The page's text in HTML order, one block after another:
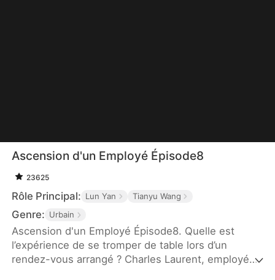
Ascension d'un Employé Épisode8
23625
Rôle Principal: Lun Yan Tianyu Wang
Genre: Urbain
Ascension d'un Employé Épisode8. Quelle est
l’expérience de se tromper de table lors d’un
rendez-vous arrangé ? Charles Laurent, employé